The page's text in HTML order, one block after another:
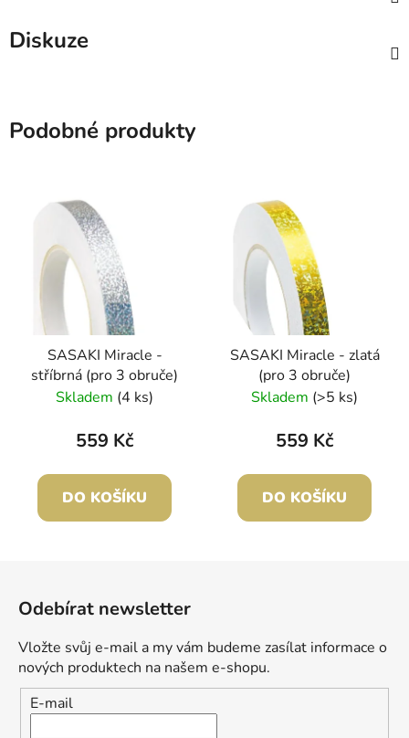
Diskuze
Podobné produkty
SASAKI Miracle -
stříbrná (pro 3 obruče)
Skladem (4 ks)
559 Kč
DO KOŠÍKU
SASAKI Miracle - zlatá
(pro 3 obruče)
Skladem (>5 ks)
559 Kč
DO KOŠÍKU
Odebírat newsletter
Vložte svůj e-mail a my vám budeme zasílat informace o
nových produktech na našem e-shopu.
E-mail